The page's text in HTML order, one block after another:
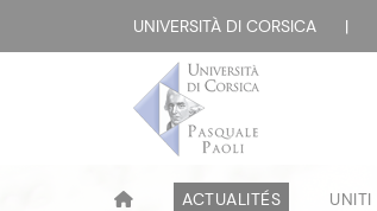
UNIVERSITÀ DI CORSICA |
ACTUALITÉS UNITI